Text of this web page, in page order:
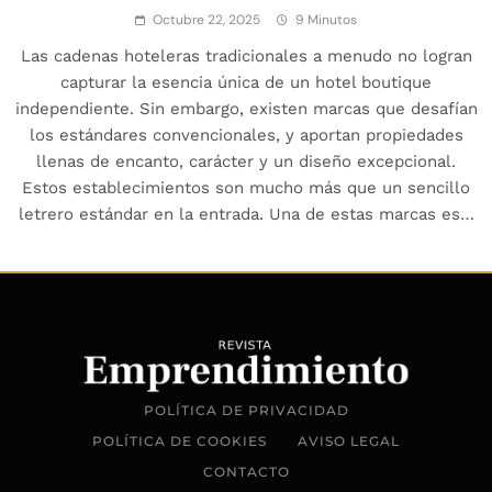
Octubre 22, 2025 9 Minutos
Las cadenas hoteleras tradicionales a menudo no logran
capturar la esencia única de un hotel boutique
independiente. Sin embargo, existen marcas que desafían
los estándares convencionales, y aportan propiedades
llenas de encanto, carácter y un diseño excepcional.
Estos establecimientos son mucho más que un sencillo
letrero estándar en la entrada. Una de estas marcas es…
POLÍTICA DE PRIVACIDAD
POLÍTICA DE COOKIES
AVISO LEGAL
CONTACTO